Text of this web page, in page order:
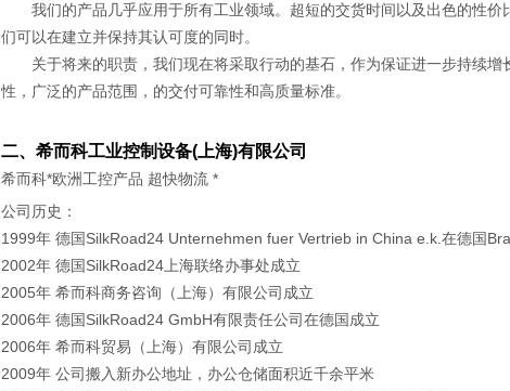
我们的产品几乎应用于所有工业领域。超短的交货时间以及出色的性
们可以在建立并保持其认可度的同时。
关于将来的职责，我们现在将采取行动的基石，作为保证进一步持续
性，广泛的产品范围， 的交付可靠性和高质量标准。
二、希而科工业控制设备( 上海)有限公司
希而科*欧洲工控产品 超快物流 *
公司历史：
1999年 德国SilkRoad24 Unternehmen fuer Vertrieb in China e.k. 在德国
2002年 德国SilkRoad24 上海联络办事处成立
2005年 希而科商务咨询（上海）有限公司成立
2006年 德国SilkRoad24 GmbH有限责任公司在德国成立
2006年 希而科贸易（上海）有限公司成立
2009年 公司搬入新办公地址，办公仓储面积近千余平米